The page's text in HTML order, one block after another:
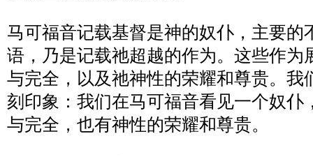
马可福音记载基督是神的奴仆，主要的
语，乃是记载祂超越的作为。这些作为
与完全，以及祂神性的荣耀和尊贵。我
刻印象：我们在马可福音看见一个奴仆
与完全，也有神性的荣耀和尊贵。